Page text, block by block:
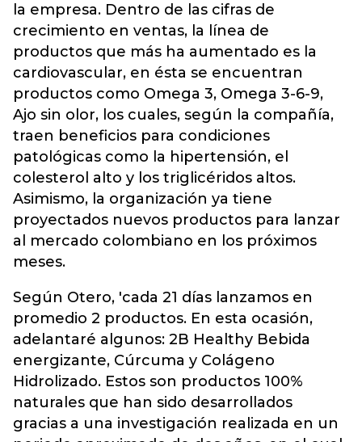
la empresa. Dentro de las cifras de
crecimiento en ventas, la línea de
productos que más ha aumentado es la
cardiovascular, en ésta se encuentran
productos como Omega 3, Omega 3-6-9,
Ajo sin olor, los cuales, según la compañía,
traen beneficios para condiciones
patológicas como la hipertensión, el
colesterol alto y los triglicéridos altos.
Asimismo, la organización ya tiene
proyectados nuevos productos para lanzar
al mercado colombiano en los próximos
meses.
Según Otero, 'cada 21 días lanzamos en
promedio 2 productos. En esta ocasión,
adelantaré algunos: 2B Healthy Bebida
energizante, Cúrcuma y Colágeno
Hidrolizado. Estos son productos 100%
naturales que han sido desarrollados
gracias a una investigación realizada en un